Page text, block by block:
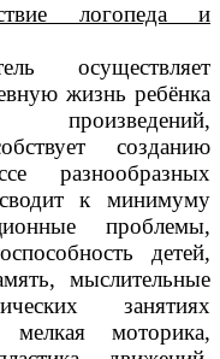
логопеда и
осуществляет
жизнь ребёнка
произведений,
созданию
разнообразных
к минимуму
проблемы,
детей,
мыслительные
занятиях
моторика,